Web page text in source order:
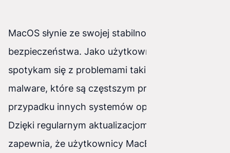
MacOS słynie ze swojej stabilności i
bezpieczeństwa. Jako użytkownik, rzadko
spotykam się z problemami takimi jak wirusy czy
malware, które są częstszym problemem w
przypadku innych systemów operacyjnych.
Dzięki regularnym aktualizacjom, Apple
zapewnia, że użytkownicy MacBooka Pro